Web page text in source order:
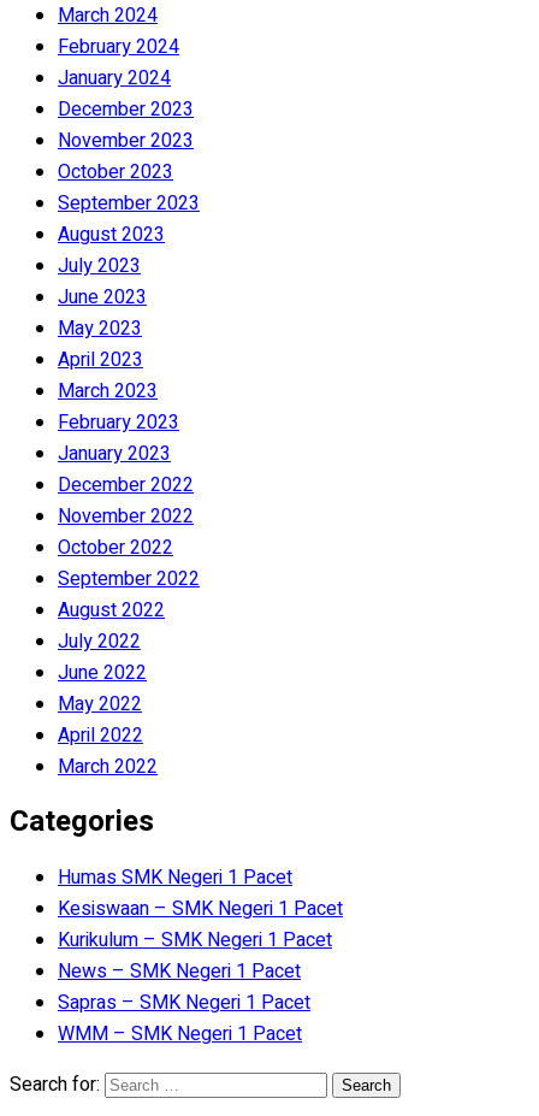
March 2024
February 2024
January 2024
December 2023
November 2023
October 2023
September 2023
August 2023
July 2023
June 2023
May 2023
April 2023
March 2023
February 2023
January 2023
December 2022
November 2022
October 2022
September 2022
August 2022
July 2022
June 2022
May 2022
April 2022
March 2022
Categories
Humas SMK Negeri 1 Pacet
Kesiswaan – SMK Negeri 1 Pacet
Kurikulum – SMK Negeri 1 Pacet
News – SMK Negeri 1 Pacet
Sapras – SMK Negeri 1 Pacet
WMM – SMK Negeri 1 Pacet
Search for: